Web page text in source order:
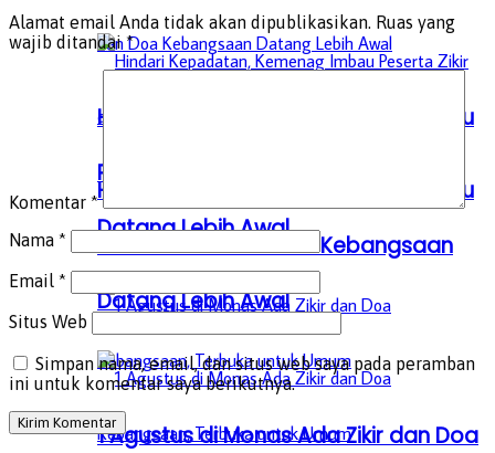
Hindari Kepadatan, Kemenag Imbau
Peserta Zikir dan Doa Kebangsaan
Datang Lebih Awal
1 Agustus di Monas Ada Zikir dan Doa
Hindari Kepadatan, Kemenag Imbau
Peserta Zikir dan Doa Kebangsaan
Datang Lebih Awal
Alamat email Anda tidak akan dipublikasikan. Ruas yang
wajib ditandai*
Komentar *
Nama *
Email *
Situs Web
Simpan nama, email, dan situs web saya pada peramban
ini untuk komentar saya berikutnya.